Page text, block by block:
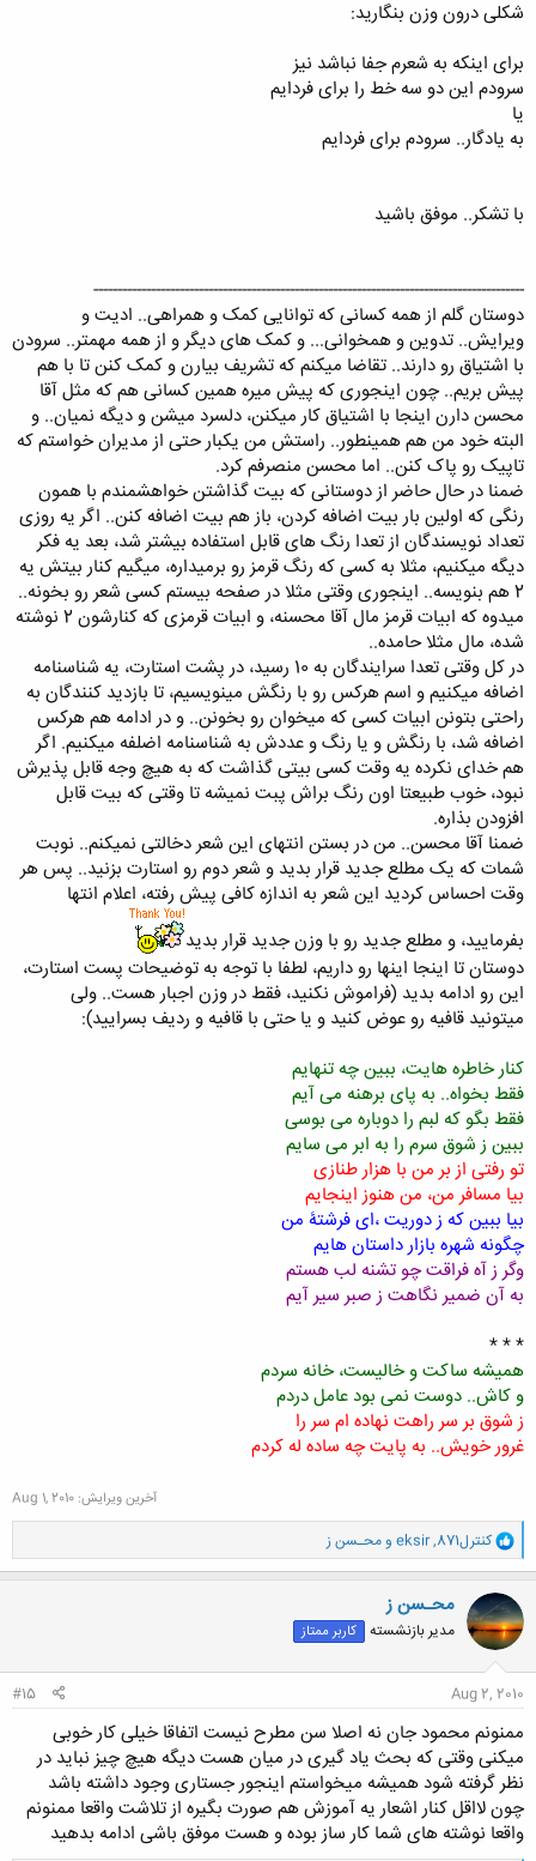
شکلی درون وزن بنگارید:
برای اینکه به شعرم جفا نباشد نیز
سرودم این دو سه خط را برای فردایم
یا
به یادگار.. سرودم برای فردایم
با تشکر.. موفق باشید
------------------------------------------------------------------------------------------
دوستان گلم از همه کسانی که توانایی کمک و همراهی.. ادیت و
ویرایش.. تدوین و همخوانی... و کمک های دیگر و از همه مهمتر.. سرودن
با اشتیاق رو دارند.. تقاضا میکنم که تشریف بیارن و کمک کنن تا با هم
پیش بریم.. چون اینجوری که پیش میره همین کسانی هم که مثل آقا
محسن دارن اینجا با اشتیاق کار میکنن، دلسرد میشن و دیگه نمیان.. و
البته خود من هم همینطور.. راستش من یکبار حتی از مدیران خواستم که
تاپیک رو پاک کنن.. اما محسن منصرفم کرد.
ضمنا در حال حاضر از دوستانی که بیت گذاشتن خواهشمندم با همون
رنگی که اولین بار بیت اضافه کردن، باز هم بیت اضافه کنن.. اگر یه روزی
تعداد نویسندگان از تعدا رنگ های قابل استفاده بیشتر شد، بعد یه فکر
دیگه میکنیم، مثلا به کسی که رنگ قرمز رو برمیداره، میگیم کنار بیتش یه
2 هم بنویسه.. اینجوری وقتی مثلا در صفحه بیستم کسی شعر رو بخونه..
میدوه که ابیات قرمز مال آقا محسنه، و ابیات قرمزی که کنارشون 2 نوشته
شده، مال مثلا حامده..
در کل وقتی تعدا سرایندگان به 10 رسید، در پشت استارت، یه شناسنامه
اضافه میکنیم و اسم هرکس رو با رنگش مینویسیم، تا بازدید کنندگان به
راحتی بتونن ابیات کسی که میخوان رو بخونن.. و در ادامه هم هرکس
اضافه شد، با رنگش و یا رنگ و عددش به شناسنامه اضلفه میکنیم. اگر
هم خدای نکرده یه وقت کسی بیتی گذاشت که به هیچ وجه قابل پذیرش
نبود، خوب طبیعتا اون رنگ براش پبت نمیشه تا وقتی که بیت قابل
افزودن بذاره.
ضمنا آقا محسن.. من در بستن انتهای این شعر دخالتی نمیکنم.. نوبت
شمات که یک مطلع جدید قرار بدید و شعر دوم رو استارت بزنید.. پس هر
وقت احساس کردید این شعر به اندازه کافی پیش رفته، اعلام انتها
بفرمایید، و مطلع جدید رو با وزن جدید قرار بدید
دوستان تا اینجا اینها رو داریم، لطفا با توجه به توضیحات پست استارت،
این رو ادامه بدید (فراموش نکنید، فقط در وزن اجبار هست.. ولی
میتونید قافیه رو عوض کنید و یا حتی با قافیه و ردیف بسرایید):
کنار خاطره هایت، ببین چه تنهایم
فقط بخواه.. به پای برهنه می آیم
فقط بگو که لبم را دوباره می بوسی
ببین ز شوق سرم را به ابر می سایم
تو رفتی از بر من با هزار طنازی
بیا مسافر من، من هنوز اینجایم
بیا ببین که ز دوریت ،ای فرشتۀ من
چگونه شهره بازار داستان هایم
وگر ز آه فراقت چو تشنه لب هستم
به آن ضمیر نگاهت ز صبر سیر آیم
* * *
همیشه ساکت و خالیست، خانه سردم
و کاش.. دوست نمی بود عامل دردم
ز شوق بر سر راهت نهاده ام سر را
غرور خویش.. به پایت چه ساده له کردم
آخرین ویرایش: Aug 1, 2010
و
ا
ک
ن
ش
ه
ا
کنترل871 ,
eksir ومحـسن ز
محـسن ز
مدیر بازنشسته کاربر ممتاز
Aug 2, 2010
#15
ممنونم محمود جان نه اصلا سن مطرح نیست اتفاقا خیلی کار خوبی
میکنی وقتی که بحث یاد گیری در میان هست دیگه هیچ چیز نباید در
نظر گرفته شود همیشه میخواستم اینجور جستاری وجود داشته باشد
چون لااقل کنار اشعار یه آموزش هم صورت بگیره از تلاشت واقعا ممنونم
واقعا نوشته های شما کار ساز بوده و هست موفق باشی ادامه بدهید